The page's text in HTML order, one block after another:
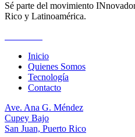
Sé parte del movimiento
Rico y Latinoamérica.
Inicio
Quienes Somos
Tecnología
Contacto
Ave. Ana G. Méndez
Cupey Bajo
San Juan, Puerto Rico